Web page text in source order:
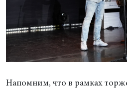
Напомним, что в рамках